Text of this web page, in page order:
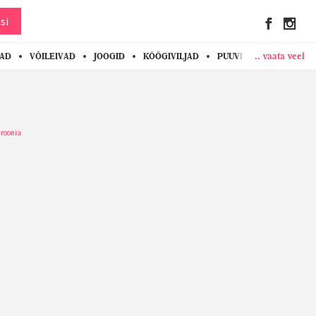
VÕILEIVAD JOOGID KÖÖGIVILJAD PUUVILJAD MARJAD
.. vaata veel